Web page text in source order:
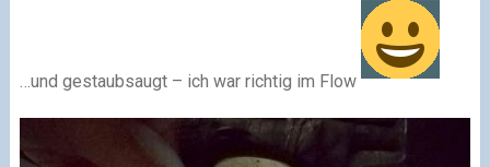
…und gestaubsaugt – ich war richtig im Flow